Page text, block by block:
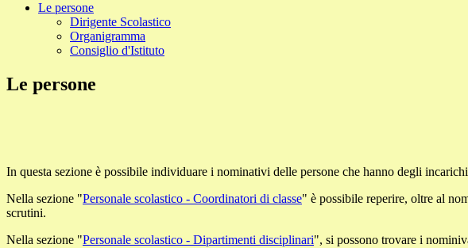
Le persone
Dirigente Scolastico
Organigramma
Consiglio d'Istituto
Le persone
In questa sezione è possibile individuare i nominativi delle persone che hanno degli
Nella sezione "Personale scolastico - Coordinatori di classe" è possibile reperire, oltre al
scrutini.
Nella sezione "Personale scolastico - Dipartimenti disciplinari", si possono trovare i